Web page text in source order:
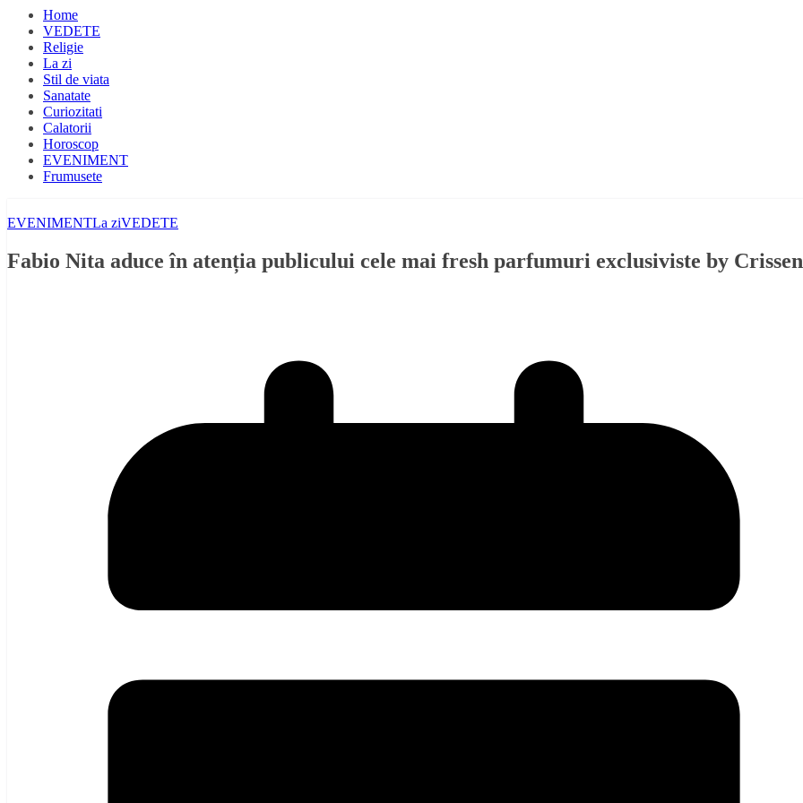
Home
VEDETE
Religie
La zi
Stil de viata
Sanatate
Curiozitati
Calatorii
Horoscop
EVENIMENT
Frumusete
EVENIMENTLa ziVEDETE
Fabio Nita aduce în atenția publicului cele mai fresh parfumuri exclusiviste by